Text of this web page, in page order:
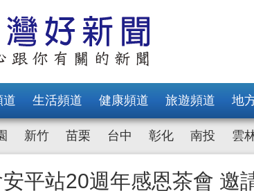
道 生活頻道 健康頻道 旅遊頻道 地
新竹 苗栗 台中 彰化 南投 雲
平站20週年感恩茶會 邀